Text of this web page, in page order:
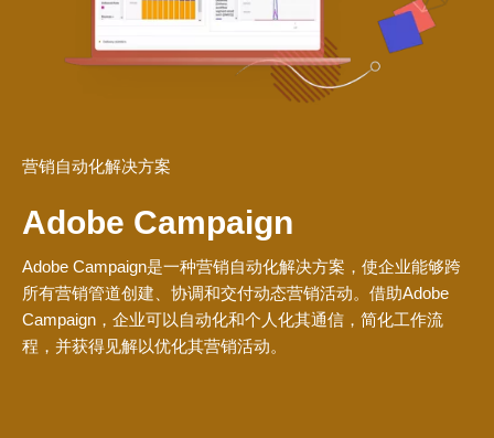
营销自动化解决方案
Adobe Campaign
Adobe Campaign是一种营销自动化解决方案，使企业能够跨
所有营销管道创建、协调和交付动态营销活动。借助Adobe
Campaign，企业可以自动化和个人化其通信，简化工作流
程，并获得见解以优化其营销活动。